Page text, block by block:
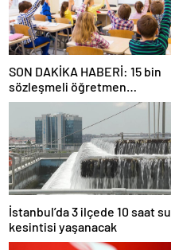
SON DAKİKA HABERİ: 15 bin
sözleşmeli öğretmen
atamasında sözlü sınava hak
kazanan adaylar açıklandı
İstanbul’da 3 ilçede 10 saat su
kesintisi yaşanacak